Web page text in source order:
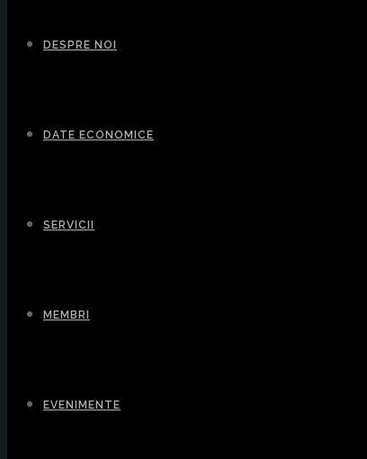
DESPRE NOI
DATE ECONOMICE
SERVICII
MEMBRI
EVENIMENTE